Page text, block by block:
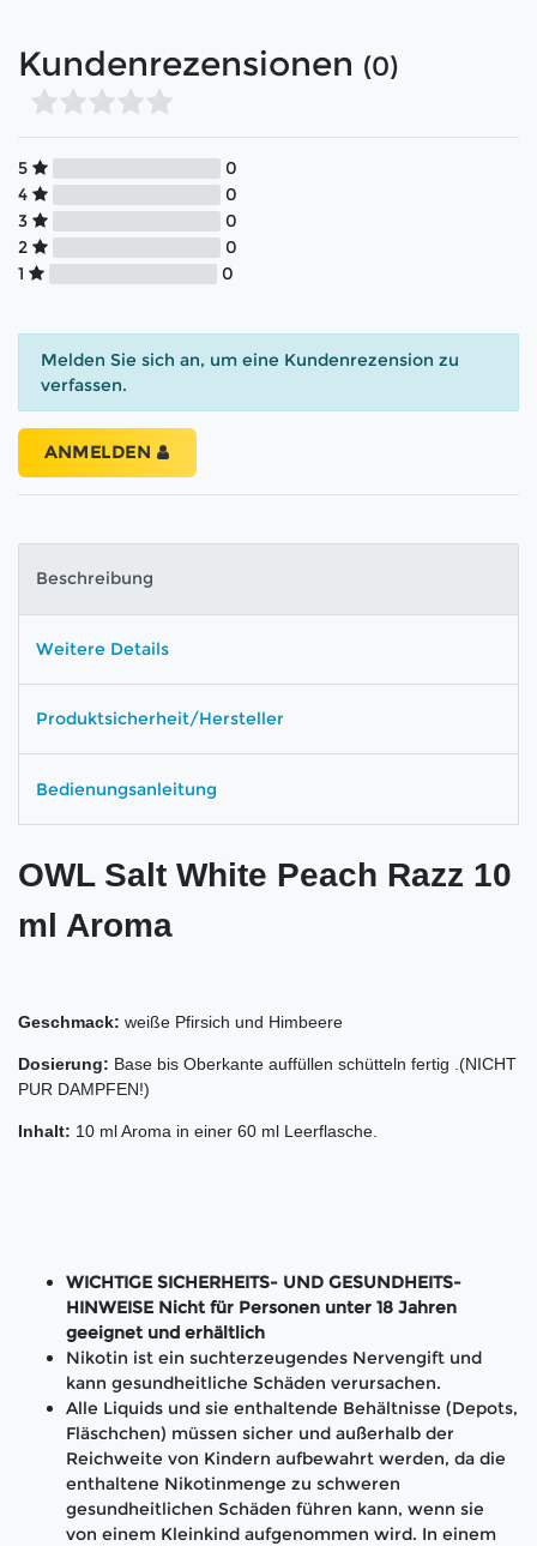
Kundenrezensionen (0)
5
0
4
0
3
0
2
0
1
0
Melden Sie sich an, um eine Kundenrezension zu
verfassen.
ANMELDEN
Beschreibung
Weitere Details
Produktsicherheit/Hersteller
Bedienungsanleitung
OWL Salt White Peach Razz 10
ml Aroma
Geschmack: weiße Pfirsich und Himbeere
Dosierung: Base bis Oberkante auffüllen schütteln fertig .(NICHT
PUR DAMPFEN!)
Inhalt: 10 ml Aroma in einer 60 ml Leerflasche.
WICHTIGE SICHERHEITS- UND GESUNDHEITS-
HINWEISE Nicht für Personen unter 18 Jahren
geeignet und erhältlich
Nikotin ist ein suchterzeugendes Nervengift und
kann gesundheitliche Schäden verursachen.
Alle Liquids und sie enthaltende Behältnisse (Depots,
Fläschchen) müssen sicher und außerhalb der
Reichweite von Kindern aufbewahrt werden, da die
enthaltene Nikotinmenge zu schweren
gesundheitlichen Schäden führen kann, wenn sie
von einem Kleinkind aufgenommen wird. In einem